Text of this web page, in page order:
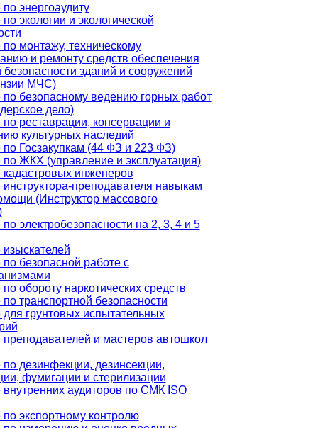
энергоаудиту
экологии и экологической
монтажу, техническому
и ремонту средств обеспечения
зданий и сооружений
МЧС)
безопасному ведению горных работ
дело)
реставрации, консервации и
культурных наследий
Госзакупкам (44 ФЗ и 223 ФЗ)
ЖКХ (управление и эксплуатация)
инженеров
преподавателя навыкам
(Инструктор массового
электробезопасности на 2, 3, 4 и 5
безопасной работе с
обороту наркотических средств
транспортной безопасности
грунтовых испытательных
и мастеров автошкол
дезинфекции, дезинсекции,
фумигации и стерилизации
аудиторов по СМК ISO
экспортному контролю